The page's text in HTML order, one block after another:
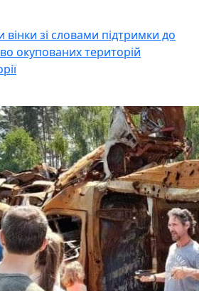
вінки зі словами підтримки до
окупованих територій